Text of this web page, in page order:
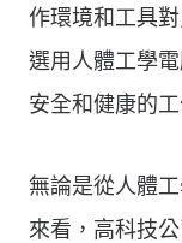
作環境和工具
選用人體工學
安全和健康的
無論是從人體
來看，高科技